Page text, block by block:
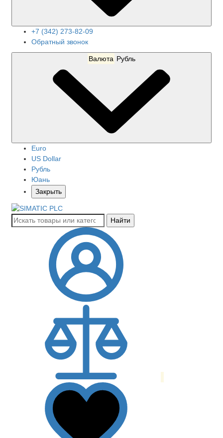
+7 (342) 273-82-09
Обратный звонок
Валюта Рубль
Euro
US Dollar
Рубль
Юань
Закрыть
Найти